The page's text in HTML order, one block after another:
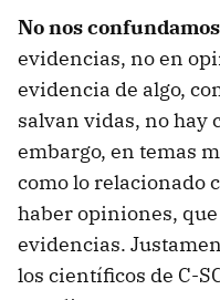
No nos
evidencias, no en
evidencia de algo,
salvan vidas, no hay
embargo, en temas
como lo relacionado
haber opiniones,
evidencias.
los científicos de C-